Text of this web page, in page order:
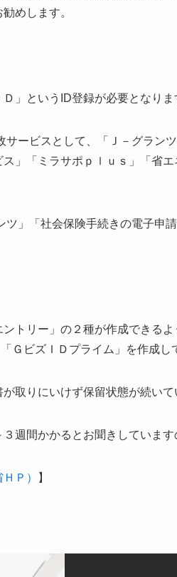
めします。
」というID登録が必要となりま
サービスとして、「Ｊ－グラン
」「ミラサポｐｌｕｓ」「省
」「社会保険手続きの電子申
トリー」の２種が作成できる
ＧビズＩＤプライム」を作成し
取りにいけず保留状態が続いて
週間かかるとお聞きしています
Ｐ） 】